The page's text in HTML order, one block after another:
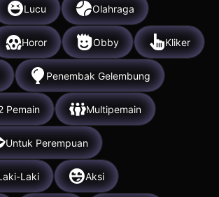
Lucu Olahraga
Horor Obby Kliker
Penembak Gelembung
Pemain Multipemain
Untuk Perempuan
Laki Aksi